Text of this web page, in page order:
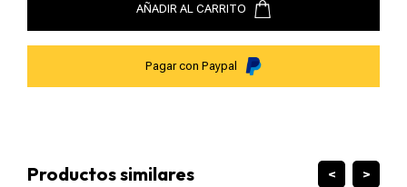
AÑADIR AL CARRITO
Pagar con Paypal
Productos similares